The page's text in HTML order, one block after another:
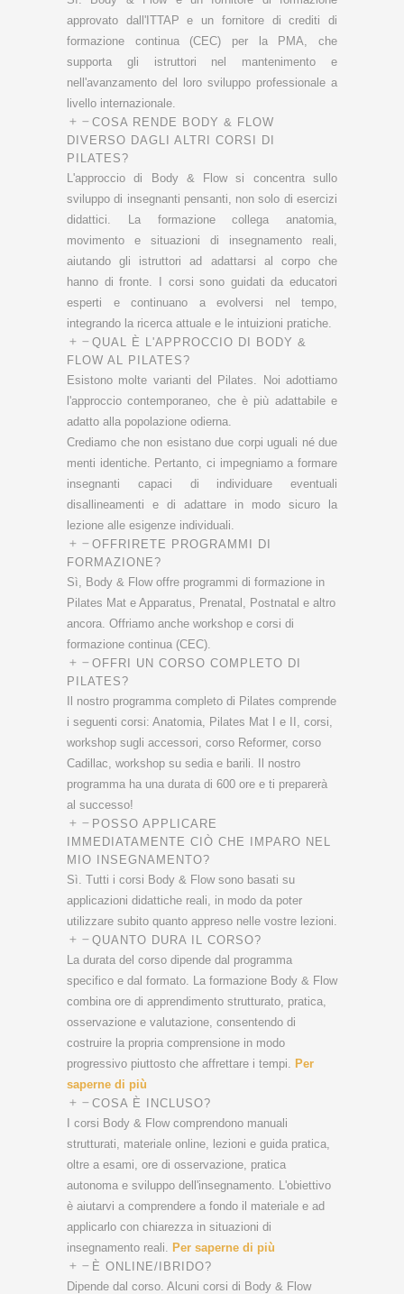
approvato dall'ITTAP e un fornitore di crediti di
formazione continua (CEC) per la PMA, che
supporta gli istruttori nel mantenimento e
nell'avanzamento del loro sviluppo professionale a
livello internazionale.
COSA RENDE BODY & FLOW
DIVERSO DAGLI ALTRI CORSI DI
PILATES?
L'approccio di Body & Flow si concentra sullo
sviluppo di insegnanti pensanti, non solo di esercizi
didattici. La formazione collega anatomia,
movimento e situazioni di insegnamento reali,
aiutando gli istruttori ad adattarsi al corpo che
hanno di fronte. I corsi sono guidati da educatori
esperti e continuano a evolversi nel tempo,
integrando la ricerca attuale e le intuizioni pratiche.
QUAL È L'APPROCCIO DI BODY &
FLOW AL PILATES?
Esistono molte varianti del Pilates. Noi adottiamo
l'approccio contemporaneo, che è più adattabile e
adatto alla popolazione odierna.
Crediamo che non esistano due corpi uguali né due
menti identiche. Pertanto, ci impegniamo a formare
insegnanti capaci di individuare eventuali
disallineamenti e di adattare in modo sicuro la
lezione alle esigenze individuali.
OFFRIRETE PROGRAMMI DI
FORMAZIONE?
Sì, Body & Flow offre programmi di formazione in
Pilates Mat e Apparatus, Prenatal, Postnatal e altro
ancora. Offriamo anche workshop e corsi di
formazione continua (CEC).
OFFRI UN CORSO COMPLETO DI
PILATES?
Il nostro programma completo di Pilates comprende
i seguenti corsi: Anatomia, Pilates Mat I e II, corsi,
workshop sugli accessori, corso Reformer, corso
Cadillac, workshop su sedia e barili. Il nostro
programma ha una durata di 600 ore e ti preparerà
al successo!
POSSO APPLICARE
IMMEDIATAMENTE CIÒ CHE IMPARO NEL
MIO INSEGNAMENTO?
Sì. Tutti i corsi Body & Flow sono basati su
applicazioni didattiche reali, in modo da poter
utilizzare subito quanto appreso nelle vostre lezioni.
QUANTO DURA IL CORSO?
La durata del corso dipende dal programma
specifico e dal formato. La formazione Body & Flow
combina ore di apprendimento strutturato, pratica,
osservazione e valutazione, consentendo di
costruire la propria comprensione in modo
progressivo piuttosto che affrettare i tempi. Per
saperne di più
COSA È INCLUSO?
I corsi Body & Flow comprendono manuali
strutturati, materiale online, lezioni e guida pratica,
oltre a esami, ore di osservazione, pratica
autonoma e sviluppo dell'insegnamento. L'obiettivo
è aiutarvi a comprendere a fondo il materiale e ad
applicarlo con chiarezza in situazioni di
insegnamento reali. Per saperne di più
È ONLINE/IBRIDO?
Dipende dal corso. Alcuni corsi di Body & Flow